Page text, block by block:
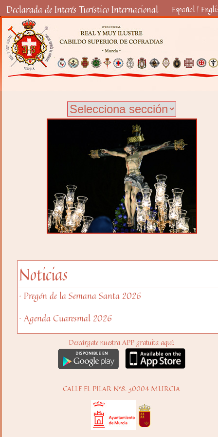
Declarada de Interés Turístico Internacional Español |
Noticias
· Pregón de la Semana Santa 2026
· Agenda Cuaresmal 2026
Descárgate nuestra APP gratuita aquí:
CALLE EL PILAR Nº8. 30004 MURCIA